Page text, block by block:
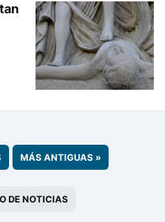
MÁS ANTIGUAS »
DE NOTICIAS